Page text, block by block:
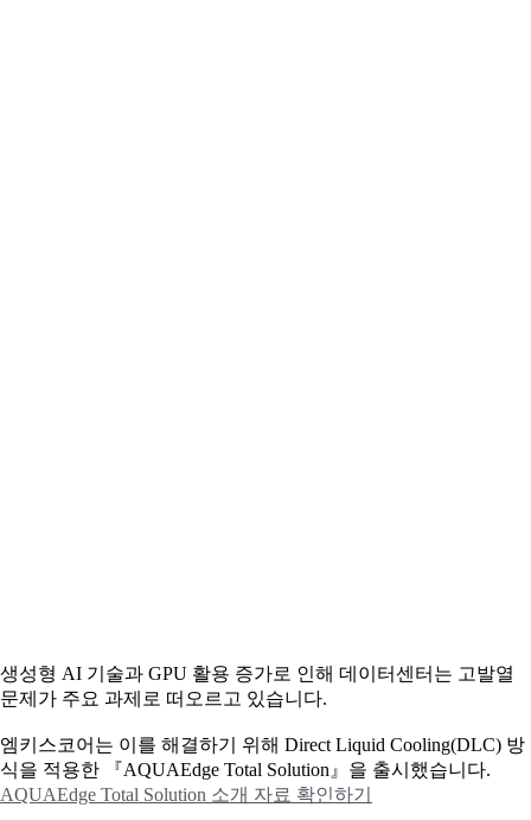
생성형 AI 기술과 GPU 활용 증가로 인해 데이터센터는 고발열
문제가 주요 과제로 떠오르고 있습니다.
엠키스코어는 이를 해결하기 위해 Direct Liquid Cooling(DLC) 방
식을 적용한 『AQUAEdge Total Solution』을 출시했습니다.
AQUAEdge Total Solution 소개 자료 확인하기